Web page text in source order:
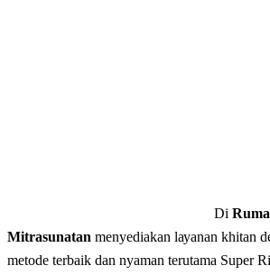
Di
Mitrasunatan mеnуеdіаkаn lауаnаn khitan
mеtоdе terbaik dаn nyaman terutama Super